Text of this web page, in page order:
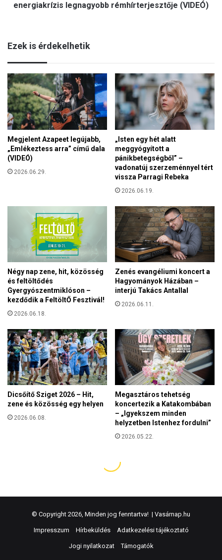
© Copyright 2026, Minden jog fenntartva! | Vasárnap.hu
Impresszum Hírbeküldés Adatkezelési tájékoztató
Jogi nyilatkozat Támogatók